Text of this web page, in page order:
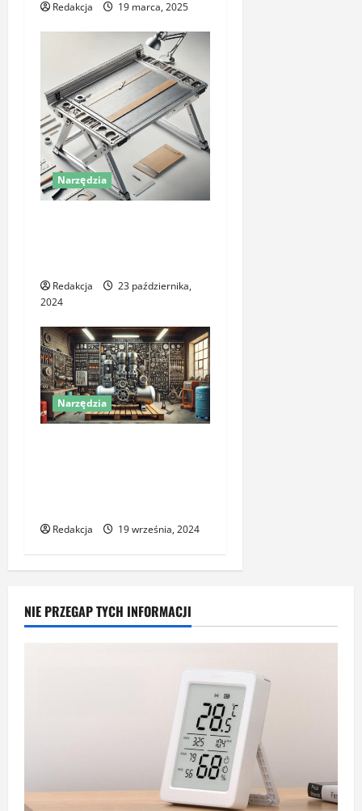
Redakcja 19 marca, 2025
Narzędzia
Redakcja
23 października,
2024
Narzędzia
Redakcja 19 września, 2024
NIE PRZEGAP TYCH INFORMACJI